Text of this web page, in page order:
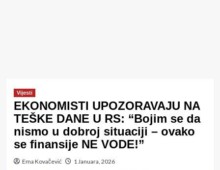
Vijesti
EKONOMISTI UPOZORAVAJU NA
TEŠKE DANE U RS: “Bojim se da
nismo u dobroj situaciji – ovako
se finansije NE VODE!”
Ema Kovačević 1 Januara, 2026